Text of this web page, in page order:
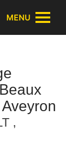
MENU
,